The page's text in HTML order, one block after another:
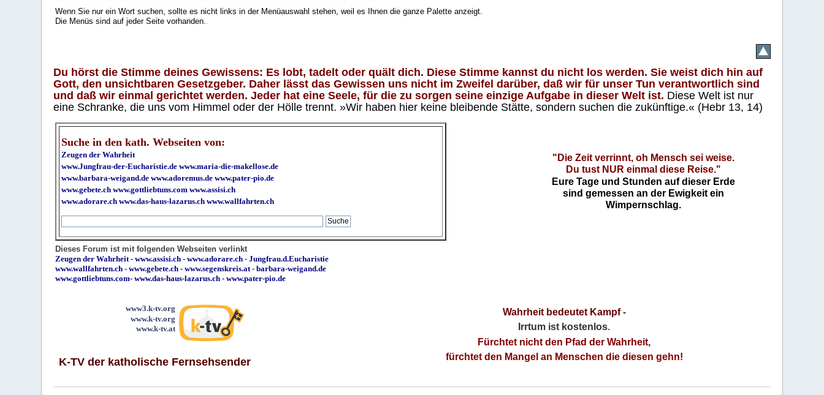
Wenn Sie nur ein Wort suchen, sollte es nicht links in der Menüauswahl stehen, weil es Ihnen die ganze Palette anzeigt.
Die Menüs sind auf jeder Seite vorhanden..
Du hörst die Stimme deines Gewissens: Es lobt, tadelt oder quält dich. Diese Stimme kannst du nicht los werden. Sie weist dich hin auf
Gott, den unsichtbaren Gesetzgeber. Daher lässt das Gewissen uns nicht im Zweifel darüber, daß wir für unser Tun verantwortlich sind
und daß wir einmal gerichtet werden. Jeder hat eine Seele, für die zu sorgen seine einzige Aufgabe in dieser Welt ist. Diese Welt ist nur
eine Schranke, die uns vom Himmel oder der Hölle trennt. »Wir haben hier keine bleibende Stätte, sondern suchen die zukünftige.« (Hebr 13, 14)
Suche in den kath. Webseiten von:
Zeugen der Wahrheit
www.Jungfrau-der-Eucharistie.de www.maria-die-makellose.de
www.barbara-weigand.de www.adoremus.de www.pater-pio.de
www.gebete.ch www.gottliebtuns.com www.assisi.ch
www.adorare.ch www.das-haus-lazarus.ch www.wallfahrten.ch
"Die Zeit verrinnt, oh Mensch sei weise.
Du tust NUR einmal diese Reise."
Eure Tage und Stunden auf dieser Erde
sind gemessen an der Ewigkeit ein
Wimpernschlag.
Dieses Forum ist mit folgenden Webseiten verlinkt
Zeugen der Wahrheit-www.assisi.ch -www.adorare.ch -Jungfrau.d.Eucharistie
www.wallfahrten.ch -www.gebete.ch -www.segenskreis.at-barbara-weigand.de
www.gottliebtuns.com-www.das-haus-lazarus.ch - www.pater-pio.de
www3.k-tv.org
www.k-tv.org
www.k-tv.at
K-TV der katholische Fernsehsender
Wahrheit bedeutet Kampf-
Irrtum ist kostenlos.
Fürchtet nicht den Pfad der Wahrheit,
fürchtet den Mangel an Menschen die diesen gehn!